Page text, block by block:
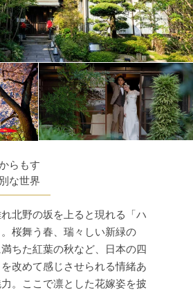
らもす
な世界
北野の坂を上ると現れる「ハ
桜舞う春、瑞々しい新緑の
ちた紅葉の秋など、日本の四
改めて感じさせられる情緒あ
。ここで凛とした花嫁姿を披